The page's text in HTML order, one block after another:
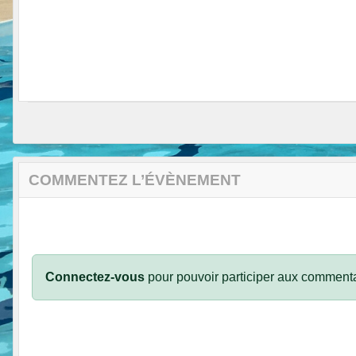
COMMENTEZ L’ÉVÈNEMENT
Connectez-vous pour pouvoir participer aux